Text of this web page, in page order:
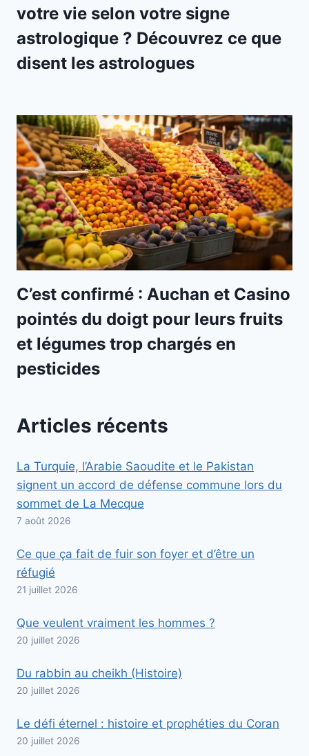
votre vie selon votre signe
astrologique ? Découvrez ce que
disent les astrologues
C’est confirmé : Auchan et Casino
pointés du doigt pour leurs fruits
et légumes trop chargés en
pesticides
Articles récents
La Turquie, l’Arabie Saoudite et le Pakistan
signent un accord de défense commune lors du
sommet de La Mecque
7 août 2026
Ce que ça fait de fuir son foyer et d’être un
réfugié
21 juillet 2026
Que veulent vraiment les hommes ?
20 juillet 2026
Du rabbin au cheikh (Histoire)
20 juillet 2026
Le défi éternel : histoire et prophéties du Coran
20 juillet 2026